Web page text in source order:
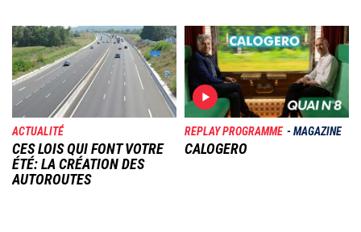
Image
ACTUALITÉ
CES LOIS QUI FONT VOTRE
ÉTÉ: LA CRÉATION DES
AUTOROUTES
Image
REPLAY PROGRAMME MAGAZINE
CALOGERO